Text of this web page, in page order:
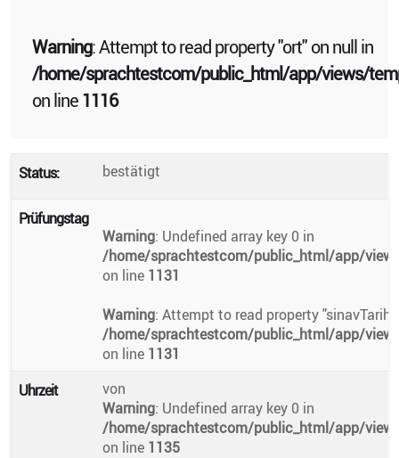
Warning: Attempt to read property "ort" on null in
/home/sprachtestcom/public_html/app/views/
on line1116
Status: bestätigt
Prüfungstag
Warning: Undefined array key 0 in
/home/sprachtestcom/public_html/app/
on line 1131
Warning: Attempt to read property
/home/sprachtestcom/public_html/app/
on line 1131
Uhrzeit
von
Warning: Undefined array key 0 in
/home/sprachtestcom/public_html/app/
on line 1135